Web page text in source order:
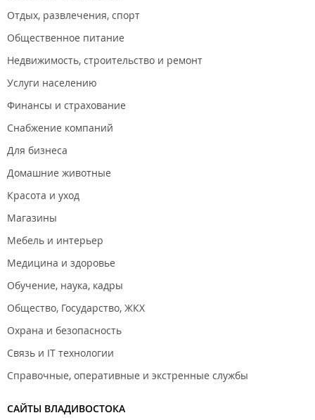
Отдых, развлечения, спорт
Общественное питание
Недвижимость, строительство и ремонт
Услуги населению
Финансы и страхование
Снабжение компаний
Для бизнеса
Домашние животные
Красота и уход
Магазины
Мебель и интерьер
Медицина и здоровье
Обучение, наука, кадры
Общество, Государство, ЖКХ
Охрана и безопасность
Связь и IT технологии
Справочные, оперативные и экстренные службы
САЙТЫ ВЛАДИВОСТОКА